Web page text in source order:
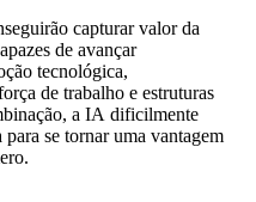
capturar valor da
de avançar
tecnológica,
de trabalho e estruturas
a IA dificilmente
para se tornar uma vantagem